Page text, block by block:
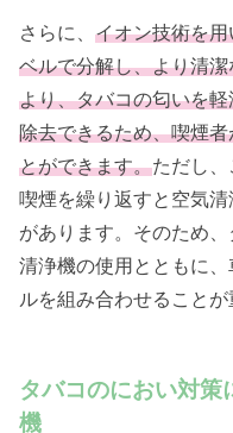
さらに、 イオン技術を
ベルで分解し、より清
より、タバコの匂いを
除去できるため、喫煙
とができます。ただし
喫煙を繰り返すと空気
があります。そのため
清浄機の使用とともに
ルを組み合わせることが
タバコのにおい対策
機